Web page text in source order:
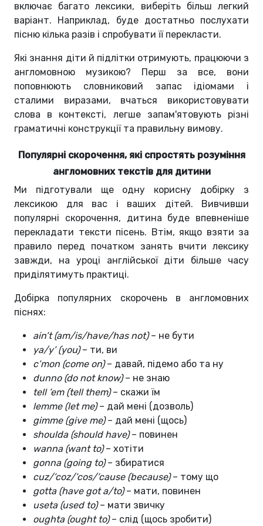
включає багато лексики, виберіть більш легкий
варіант. Наприклад, буде достатньо послухати
пісню кілька разів і спробувати її перекласти.
Які знання діти й підлітки отримують, працюючи з
англомовною музикою? Перш за все, вони
поповнюють словниковий запас ідіомами і
сталими виразами, вчаться використовувати
слова в контексті, легше запам'ятовують різні
граматичні конструкції та правильну вимову.
Популярні скорочення, які спростять розуміння
англомовних текстів для дитини
Ми підготували ще одну корисну добірку з
лексикою для вас і ваших дітей. Вивчивши
популярні скорочення, дитина буде впевненіше
перекладати тексти пісень. Втім, якщо взяти за
правило перед початком занять вчити лексику
завжди, на уроці англійської діти більше часу
приділятимуть практиці.
Добірка популярних скорочень в англомовних
піснях:
ain’t (am/is/have/has not)– не бути
ya/y’ (you)– ти, ви
с’mon (come on)– давай, підемо або та ну
dunno (do not know)– не знаю
tell ’em (tell them)– скажи їм
lemme (let me)– дай мені (дозволь)
gimme (give me)– дай мені (щось)
shoulda (should have)– повинен
wanna (want to)– хотіти
gonna (going to)– збиратися
сuz/’coz/’cos/’cause (because)– тому що
gotta (have got a/to)– мати, повинен
useta (used to)– мати звичку
oughta (ought to)– слід (щось зробити)